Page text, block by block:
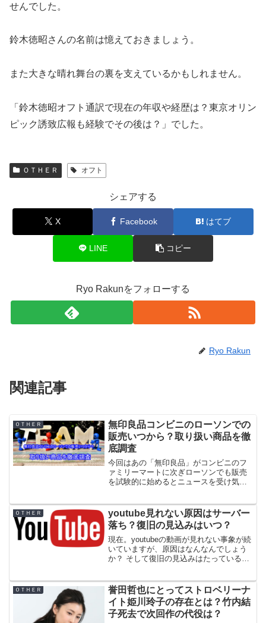
せんでした。
鈴木徳昭さんの名前は憶えておきましょう。
また大きな晴れ舞台の裏を支えているかもしれません。
「鈴木徳昭オフト通訳で現在の年収や経歴は？東京オリン
ピック誘致広報も経験でその後は？」でした。
ＯＴＨＥＲ オフト
シェアする
X Facebook はてブ
LINE コピー
Ryo Rakunをフォローする
Ryo Rakun
関連記事
ＯＴＨＥＲ
無印良品コンビニのローソンでの
販売いつから？取り扱い商品を徹
底調査
今回はあの「無印良品」がコンビニのフ
ァミリーマートに次ぎローソンでも販売
を試験的に始めるとニュースを受け気に
か？ 取り扱い商品どんなものなのか？と
いう事です。 商品に...
ＯＴＨＥＲ
youtube見れない原因はサーバー
落ち？復旧の見込みはいつ？
現在。youtubeの動画が見れない事象が続
いていますが、原因はなんなんでしょう
か？ そして復旧の見込みはたっているの
め If you’r...
ＯＴＨＥＲ
誉田哲也にとってストロベリーナ
イト姫川玲子の存在とは？竹内結
子死去で次回作の代役は？